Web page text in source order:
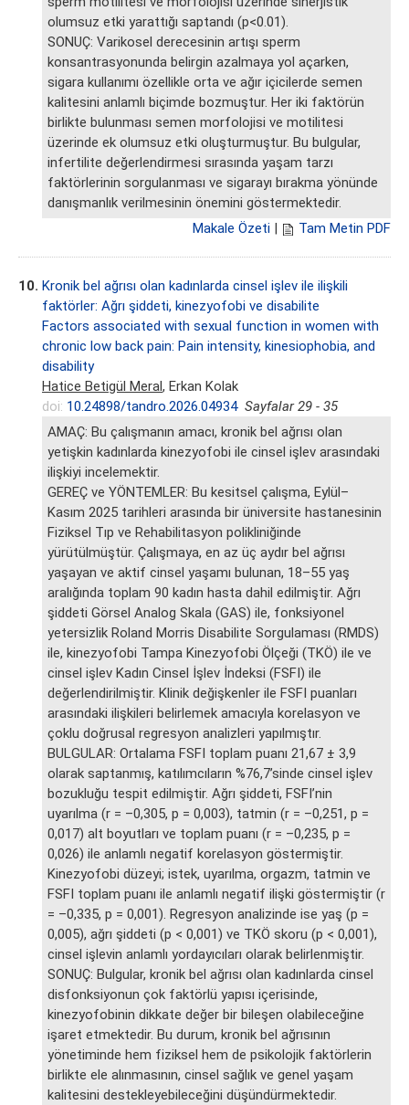
olumsuz etki yarattığı saptandı (p<0.01).
SONUÇ: Varikosel derecesinin artışı sperm
konsantrasyonunda belirgin azalmaya yol açarken,
sigara kullanımı özellikle orta ve ağır içicilerde semen
kalitesini anlamlı biçimde bozmuştur. Her iki faktörün
birlikte bulunması semen morfolojisi ve motilitesi
üzerinde ek olumsuz etki oluşturmuştur. Bu bulgular,
infertilite değerlendirmesi sırasında yaşam tarzı
faktörlerinin sorgulanması ve sigarayı bırakma yönünde
danışmanlık verilmesinin önemini göstermektedir.
Makale Özeti
Tam Metin PDF
10. Kronik bel ağrısı olan kadınlarda cinsel işlev ile ilişkili
faktörler: Ağrı şiddeti, kinezyofobi ve disabilite
Factors associated with sexual function in women with
chronic low back pain: Pain intensity, kinesiophobia, and
disability
Hatice Betigül Meral, Erkan Kolak
doi: 10.24898/tandro.2026.04934 Sayfalar 29 - 35
AMAÇ: Bu çalışmanın amacı, kronik bel ağrısı olan
yetişkin kadınlarda kinezyofobi ile cinsel işlev arasındaki
ilişkiyi incelemektir.
GEREÇ ve YÖNTEMLER: Bu kesitsel çalışma, Eylül–
Kasım 2025 tarihleri arasında bir üniversite hastanesinin
Fiziksel Tıp ve Rehabilitasyon polikliniğinde
yürütülmüştür. Çalışmaya, en az üç aydır bel ağrısı
yaşayan ve aktif cinsel yaşamı bulunan, 18–55 yaş
aralığında toplam 90 kadın hasta dahil edilmiştir. Ağrı
şiddeti Görsel Analog Skala (GAS) ile, fonksiyonel
yetersizlik Roland Morris Disabilite Sorgulaması (RMDS)
ile, kinezyofobi Tampa Kinezyofobi Ölçeği (TKÖ) ile ve
cinsel işlev Kadın Cinsel İşlev İndeksi (FSFI) ile
değerlendirilmiştir. Klinik değişkenler ile FSFI puanları
arasındaki ilişkileri belirlemek amacıyla korelasyon ve
çoklu doğrusal regresyon analizleri yapılmıştır.
BULGULAR: Ortalama FSFI toplam puanı 21,67 ± 3,9
olarak saptanmış, katılımcıların %76,7’sinde cinsel işlev
bozukluğu tespit edilmiştir. Ağrı şiddeti, FSFI’nin
uyarılma (r = –0,305, p = 0,003), tatmin (r = –0,251, p =
0,017) alt boyutları ve toplam puanı (r = –0,235, p =
0,026) ile anlamlı negatif korelasyon göstermiştir.
Kinezyofobi düzeyi; istek, uyarılma, orgazm, tatmin ve
FSFI toplam puanı ile anlamlı negatif ilişki göstermiştir (r
= –0,335, p = 0,001). Regresyon analizinde ise yaş (p =
0,005), ağrı şiddeti (p < 0,001) ve TKÖ skoru (p < 0,001),
cinsel işlevin anlamlı yordayıcıları olarak belirlenmiştir.
SONUÇ: Bulgular, kronik bel ağrısı olan kadınlarda cinsel
disfonksiyonun çok faktörlü yapısı içerisinde,
kinezyofobinin dikkate değer bir bileşen olabileceğine
işaret etmektedir. Bu durum, kronik bel ağrısının
yönetiminde hem fiziksel hem de psikolojik faktörlerin
birlikte ele alınmasının, cinsel sağlık ve genel yaşam
kalitesini destekleyebileceğini düşündürmektedir.